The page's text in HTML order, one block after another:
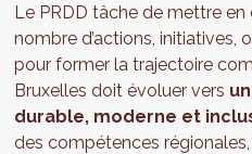
Le PRDD tâche de mettre en
nombre d’actions,
pour former la trajectoire
Bruxelles doit évoluer vers
durable, moderne et
des compétences